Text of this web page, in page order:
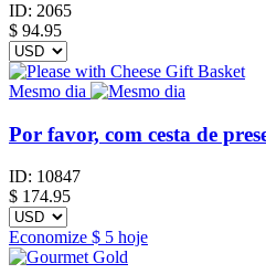
ID: 2065
$ 94.95
Mesmo dia
Por favor, com cesta de
ID: 10847
$ 174.95
Economize $ 5 hoje